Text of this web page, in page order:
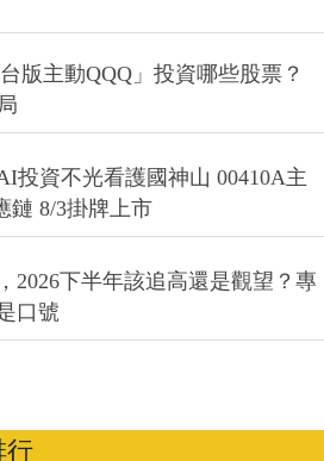
版主動QQQ」投資哪些股票？
投資不光看護國神山 00410A主
鏈 8/3掛牌上市
2026下半年該追高還是觀望？專
口號
行